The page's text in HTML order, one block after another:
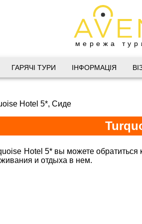
мережа
+38 (067) 180-32-43
+38 (099) 180-32-43,
0800 33 01 80
kyiv@aventour.ua
Пн. - Пт. 9:00 - 18:00
ГАРЯЧІ ТУРИ ІНФОРМАЦІЯ
Hotel 5*, Сиде
Hotel 5* вы можете
и отдыха в нем.